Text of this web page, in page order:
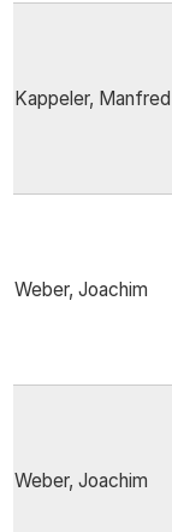
Kappeler, Manfred
Weber, Joachim
Weber, Joachim